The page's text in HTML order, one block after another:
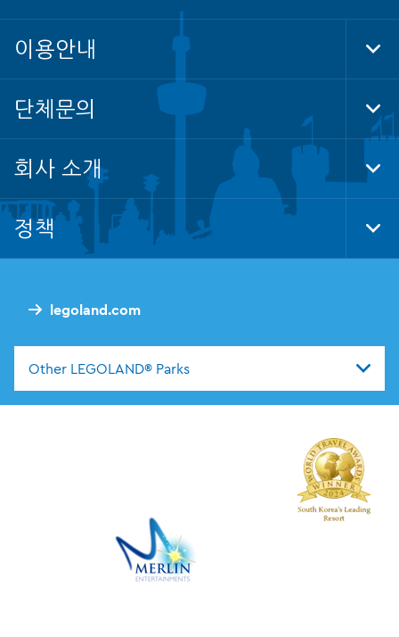
legoland.com
Other LEGOLAND® Parks
이용안내
단체문의
회사 소개
정책